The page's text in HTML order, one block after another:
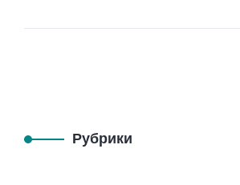
Рубрики